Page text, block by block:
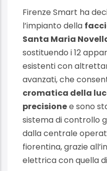
Firenze Smart ha
l’impianto della
Santa Maria
sostituendo i 12
esistenti con
avanzati, che
cromatica della
precisionee sono
sistema di controllo
dalla centrale
fiorentina, grazie
elettrica con quella